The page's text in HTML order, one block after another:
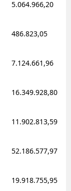
5.064.966,20
486.823,05
7.124.661,96
16.349.928,80
11.902.813,59
52.186.577,97
19.918.755,95